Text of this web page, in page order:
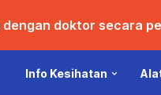
doktor secara
Info Kesihatan